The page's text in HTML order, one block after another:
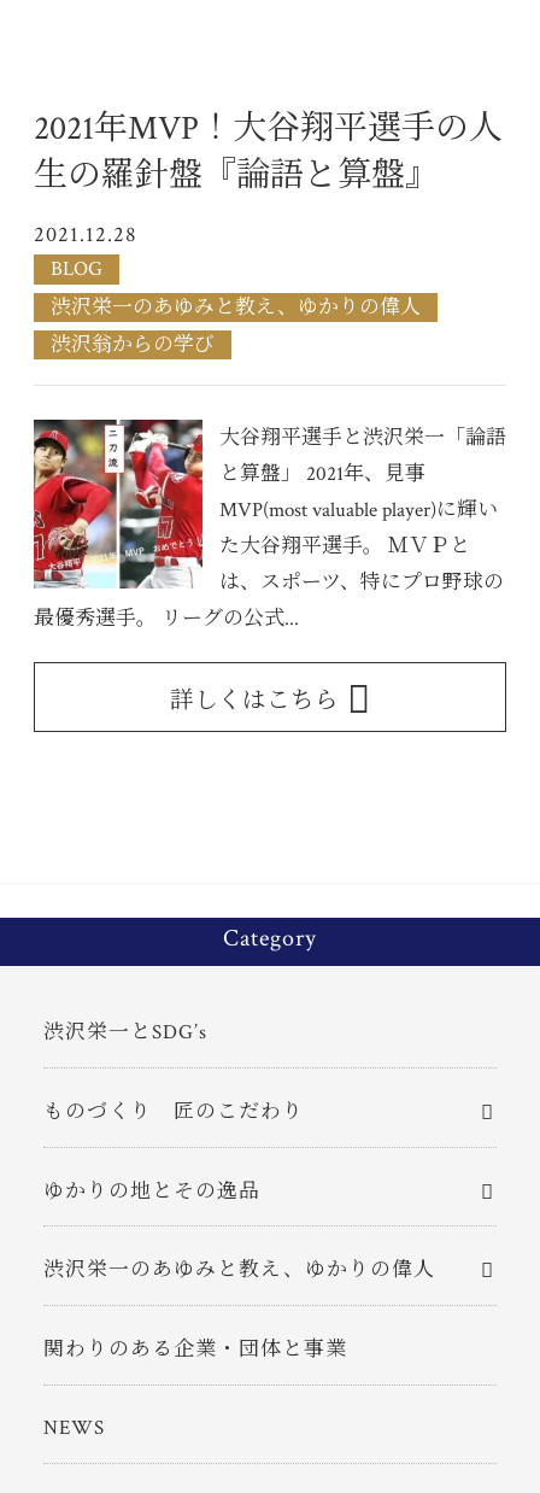
2021年MVP！大谷翔平選手の人
生の羅針盤『論語と算盤』
2021.12.28
BLOG
渋沢栄一のあゆみと教え、ゆかりの偉人
渋沢翁からの学び
大谷翔平選手と渋沢栄一「論語
と算盤」 2021年、見事
MVP(most valuable player)に輝い
た大谷翔平選手。 ＭＶＰと
は、スポーツ、特にプロ野球の
最優秀選手。 リーグの公式...
詳しくはこちら
Category
渋沢栄一とSDG’s
ものづくり 匠のこだわり
ゆかりの地とその逸品
渋沢栄一のあゆみと教え、ゆかりの偉人
関わりのある企業・団体と事業
NEWS